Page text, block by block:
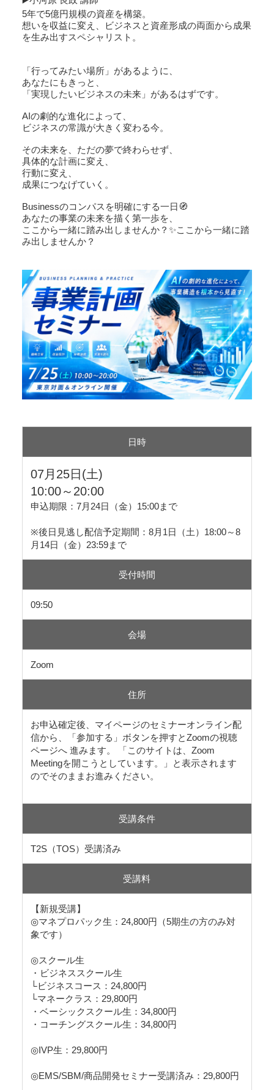
5年で5億円規模の資産を構築。
想いを収益に変え、ビジネスと資産形成の両面から成果
を生み出すスペシャリスト。
「行ってみたい場所」があるように、
あなたにもきっと、
「実現したいビジネスの未来」があるはずです。
AIの劇的な進化によって、
ビジネスの常識が大きく変わる今。
その未来を、ただの夢で終わらせず、
具体的な計画に変え、
行動に変え、
成果につなげていく。
Businessのコンパスを明確にする一日🧭
あなたの事業の未来を描く第一歩を、
ここから一緒に踏み出しませんか？✨ここから一緒に踏
み出しませんか？
日時
07月25日(土)
10:00～20:00
申込期限：7月24日（金）15:00まで
※後日見逃し配信予定期間：8月1日（土）18:00～8
月14日（金）23:59まで
受付時間
09:50
会場
Zoom
住所
お申込確定後、マイページのセミナーオンライン配
信から、「参加する」ボタンを押すとZoomの視聴
ページへ 進みます。 「このサイトは、Zoom
Meetingを開こうとしています。」と表示されます
のでそのままお進みください。
受講条件
T2S（TOS）受講済み
受講料
【新規受講】
◎マネプロパック生：24,800円（5期生の方のみ対
象です）
◎スクール生
・ビジネススクール生
└ビジネスコース：24,800円
└マネークラス：29,800円
・ベーシックスクール生：34,800円
・コーチングスクール生：34,800円
◎IVP生：29,800円
◎EMS/SBM/商品開発セミナー受講済み：29,800円